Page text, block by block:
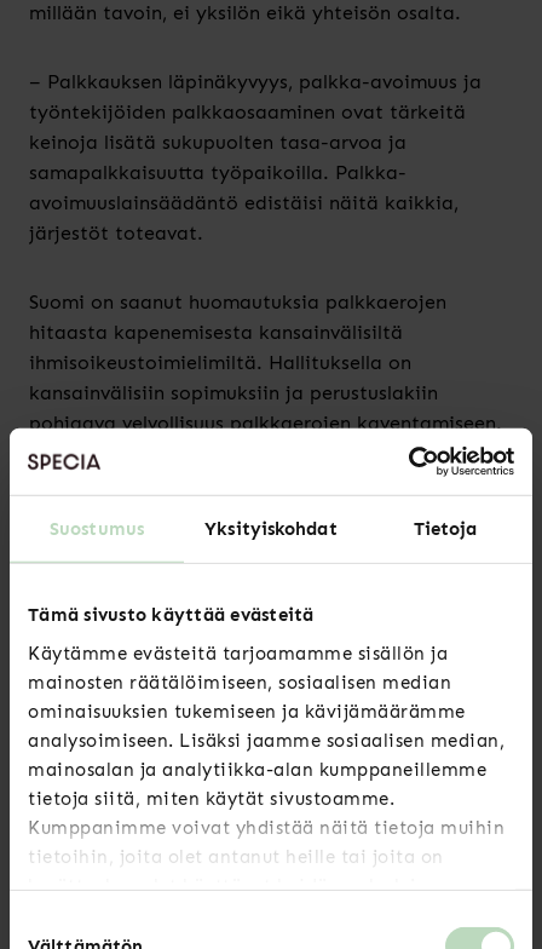
Suostumus Yksityiskohdat Tietoja
Tämä sivusto käyttää evästeitä
Käytämme evästeitä tarjoamamme sisällön ja
mainosten räätälöimiseen, sosiaalisen median
ominaisuuksien tukemiseen ja kävijämäärämme
analysoimiseen. Lisäksi jaamme sosiaalisen median,
mainosalan ja analytiikka-alan kumppaneillemme
tietoja siitä, miten käytät sivustoamme.
Kumppanimme voivat yhdistää näitä tietoja muihin
tietoihin, joita olet antanut heille tai joita on
kerätty, kun olet käyttänyt heidän palvelujaan.
millään tavoin, ei yksilön eikä yhteisön osalta.
– Palkkauksen läpinäkyvyys, palkka-avoimuus ja
työntekijöiden palkkaosaaminen ovat tärkeitä
keinoja lisätä sukupuolten tasa-arvoa ja
samapalkkaisuutta työpaikoilla. Palkka-
avoimuuslainsäädäntö edistäisi näitä kaikkia,
järjestöt toteavat.
Suomi on saanut huomautuksia palkkaerojen
hitaasta kapenemisesta kansainvälisiltä
ihmisoikeustoimielimiltä. Hallituksella on
kansainvälisiin sopimuksiin ja perustuslakiin
pohjaava velvollisuus palkkaerojen kaventamiseen.
Järjestöt vaativat hallitusta pitämään kiinni
omasta hallitusohjelmakirjauksestaan eli palkka-
Saara-Sofia Sirén, puheenjohtaja, Naisjärjestöjen
Keskusliitto – Kvinnoorganisationernas
Centralförbund ry
Jarkko Eloranta, puheenjohtaja, SAK
Pekka Piispanen, johtaja, Akava
Antti Palola , puheenjohtaja, STTK
Saara Paavola, toiminnanjohtaja, Specia –
Asiantuntijat ja esihenkilöt ry
Annica Moore, toiminnanjohtaja, Mothers in
Business MiB ry